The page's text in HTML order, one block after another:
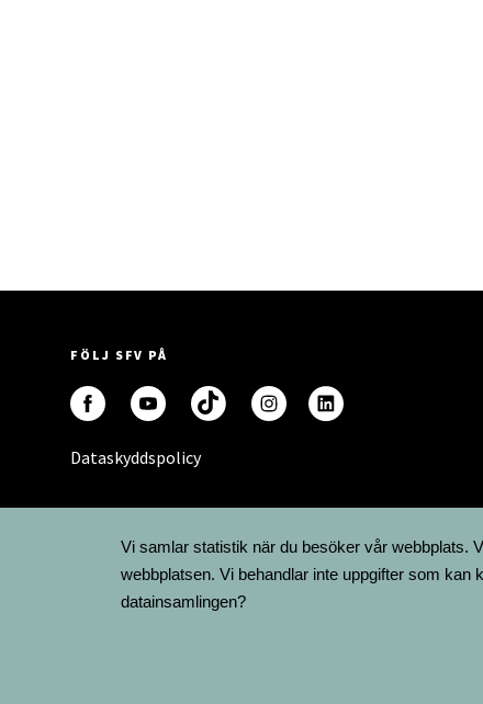
FÖLJ SFV PÅ
Dataskyddspolicy
Vi samlar statistik när du besöker vår webbplats.
webbplatsen. Vi behandlar inte uppgifter som
datainsamlingen?